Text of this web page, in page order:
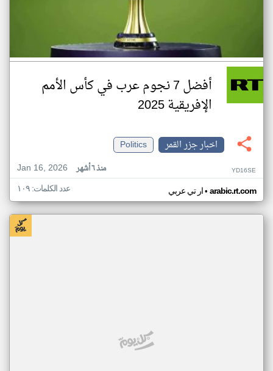
أفضل 7 نجوم عرب في كأس الأمم
الإفريقية 2025
اخبار جزر القمر
Politics
Jan 16, 2026
منذ ٦ أشهر YD16SE
ار تي عربي• arabic.rt.com عدد الكلمات: ١٠٩